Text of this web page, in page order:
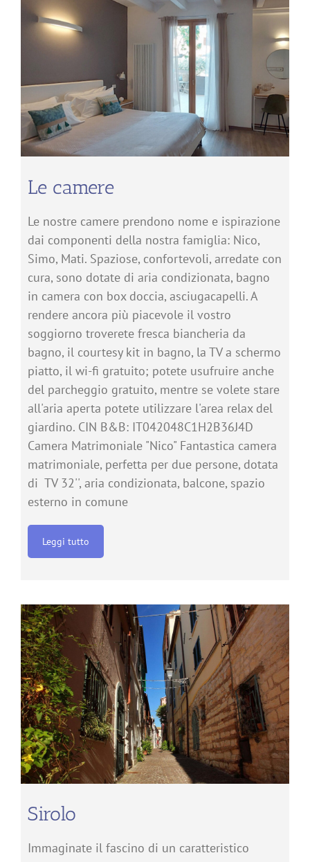
Le camere
Le nostre camere prendono nome e ispirazione
dai componenti della nostra famiglia: Nico,
Simo, Mati. Spaziose, confortevoli, arredate con
cura, sono dotate di aria condizionata, bagno
in camera con box doccia, asciugacapelli. A
rendere ancora più piacevole il vostro
soggiorno troverete fresca biancheria da
bagno, il courtesy kit in bagno, la TV a schermo
piatto, il wi-fi gratuito; potete usufruire anche
del parcheggio gratuito, mentre se volete stare
all'aria aperta potete utilizzare l'area relax del
giardino. CIN B&B: IT042048C1H2B36J4D
Camera Matrimoniale "Nico" Fantastica camera
matrimoniale, perfetta per due persone, dotata
di TV 32'', aria condizionata, balcone, spazio
esterno in comune
Leggi tutto
Sirolo
Immaginate il fascino di un caratteristico